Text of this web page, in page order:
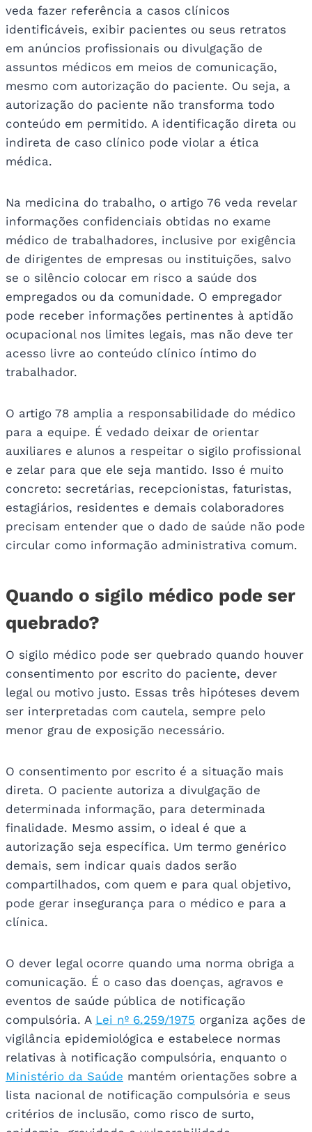
veda fazer referência a casos clínicos
identificáveis, exibir pacientes ou seus retratos
em anúncios profissionais ou divulgação de
assuntos médicos em meios de comunicação,
mesmo com autorização do paciente. Ou seja, a
autorização do paciente não transforma todo
conteúdo em permitido. A identificação direta ou
indireta de caso clínico pode violar a ética
médica.
Na medicina do trabalho, o artigo 76 veda revelar
informações confidenciais obtidas no exame
médico de trabalhadores, inclusive por exigência
de dirigentes de empresas ou instituições, salvo
se o silêncio colocar em risco a saúde dos
empregados ou da comunidade. O empregador
pode receber informações pertinentes à aptidão
ocupacional nos limites legais, mas não deve ter
acesso livre ao conteúdo clínico íntimo do
trabalhador.
O artigo 78 amplia a responsabilidade do médico
para a equipe. É vedado deixar de orientar
auxiliares e alunos a respeitar o sigilo profissional
e zelar para que ele seja mantido. Isso é muito
concreto: secretárias, recepcionistas, faturistas,
estagiários, residentes e demais colaboradores
precisam entender que o dado de saúde não pode
circular como informação administrativa comum.
Quando o sigilo médico pode ser
quebrado?
O sigilo médico pode ser quebrado quando houver
consentimento por escrito do paciente, dever
legal ou motivo justo. Essas três hipóteses devem
ser interpretadas com cautela, sempre pelo
menor grau de exposição necessário.
O consentimento por escrito é a situação mais
direta. O paciente autoriza a divulgação de
determinada informação, para determinada
finalidade. Mesmo assim, o ideal é que a
autorização seja específica. Um termo genérico
demais, sem indicar quais dados serão
compartilhados, com quem e para qual objetivo,
pode gerar insegurança para o médico e para a
clínica.
O dever legal ocorre quando uma norma obriga a
comunicação. É o caso das doenças, agravos e
eventos de saúde pública de notificação
compulsória. A Lei nº 6.259/1975 organiza ações de
vigilância epidemiológica e estabelece normas
relativas à notificação compulsória, enquanto o
Ministério da Saúde mantém orientações sobre a
lista nacional de notificação compulsória e seus
critérios de inclusão, como risco de surto,